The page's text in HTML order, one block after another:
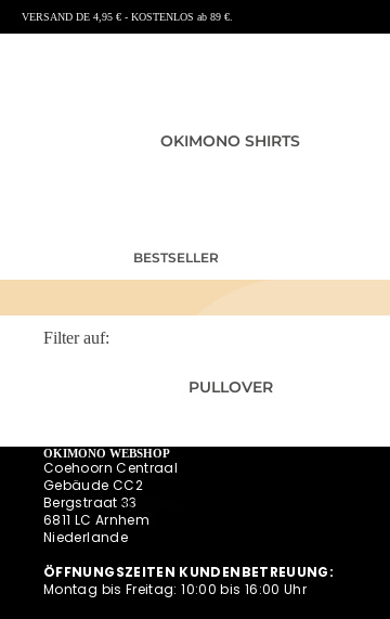
VERSAND DE 4,95 € - KOSTENLOS ab 89 €.
OKIMONO SHIRTS
BESTSELLER
T-SHIRTS DAMEN
POLOSHIRTS
DIESE WOCHE NEU
PRE-ORDER DEALS
PULLOVER
HOODIES
SWEATESHIRTS
JACKEN
HOODIES MIT
Filter auf:
OKIMONO WEBSHOP
Coehoorn Centraal
Gebäude CC2
Bergstraat 33
6811 LC Arnhem
Niederlande
ÖFFNUNGSZEITEN KUNDENBETREUUNG:
Montag bis Freitag: 10:00 bis 16:00 Uhr